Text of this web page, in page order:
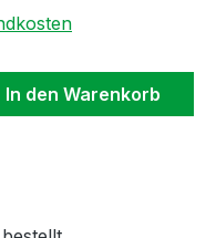
In den Warenkorb